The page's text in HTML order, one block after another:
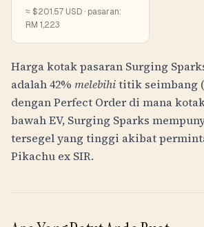
≈ $201.57 USD · pasaran:
RM 1,223
Harga kotak pasaran Surging
adalah 42% melebihititik seimbang (
dengan Perfect Order di mana
bawah EV, Surging Sparks
tersegel yang tinggi akibat
Pikachu ex SIR.